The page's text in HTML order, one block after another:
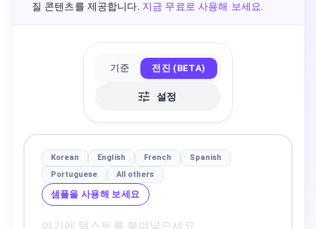
질 콘텐츠를 제공합니다. 지금 무료로 사용해 보세요.
기준 전진 (BETA)
설정
Korean English French
Spanish
Portuguese
All others
샘플을 사용해 보세요